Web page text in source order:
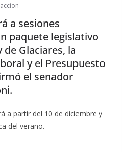
a sesiones
paquete legislativo
de Glaciares, la
y el Presupuesto
el senador
a partir del 10 de diciembre y
del verano.